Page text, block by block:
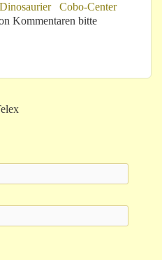
Dinosaurier
Cobo-Center
powert Provinz
Kommentaren bitte